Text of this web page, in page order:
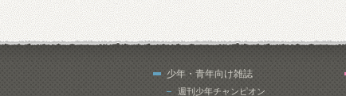
少年・青年向け雑誌
週刊少年チャンピオン